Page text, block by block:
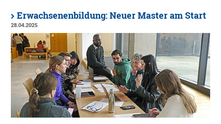
Erwachsenenbildung: Neuer Master am Start
28.04.2025